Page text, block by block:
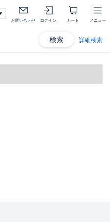
お問い合わせ ログイン カート メニュー
検索 詳細検索